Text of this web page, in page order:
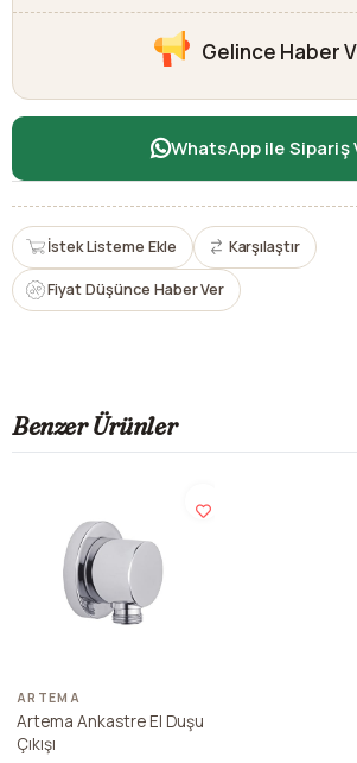
Gelince Haber
WhatsApp ile Sipariş
İstek Listeme Ekle Karşılaştır
Fiyat Düşünce Haber Ver
Benzer Ürünler
ARTEMA
Artema Ankastre El Duşu
Çıkışı